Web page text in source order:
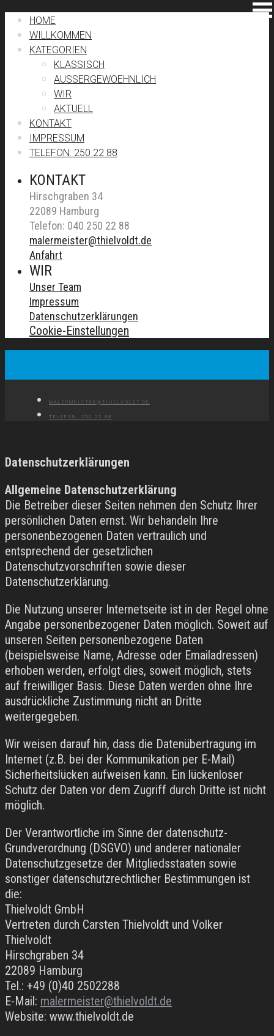
HOME
WILLKOMMEN
KATEGORIEN
KLASSISCH
AUSSERGEWOEHNLICH
WIR
AKTUELL
KONTAKT
IMPRESSUM
TELEFON: 250 22 88
KONTAKT
Hirschgraben 34
22089 Hamburg
Telefon: 040 250 22 88
malermeister@thielvoldt.de
Anfahrt
WIR
Unser Team
Impressum
Datenschutzerklärungen
Cookie-Einstellungen
MALERMEISTER@THIELVOLDT.DE
TELEFON: 250 22 88
Datenschutzerklärungen
Allgemeine Datenschutzerklärung
Die Betreiber dieser Seiten nehmen den Schutz Ihrer
persönlichen Daten ernst. Wir behandeln Ihre
personenbezogenen Daten vertraulich und
entsprechend der gesetzlichen
Datenschutzvorschriften sowie dieser
Datenschutzerklärung.
Die Nutzung unserer Internetseite ist in der Regel ohne
Angabe personenbezogener Daten möglich. Soweit auf
unseren Seiten personenbezogene Daten
(beispielsweise Name, Adresse oder Emailadressen)
erhoben werden, erfolgt dies, soweit möglich, stets
auf freiwilliger Basis. Diese Daten werden ohne Ihre
ausdrückliche Zustimmung nicht an Dritte
weitergegeben.
Wir weisen darauf hin, dass die Datenübertragung im
Internet (z.B. bei der Kommunikation per E-Mail)
Sicherheitslücken aufweisen kann. Ein lückenloser
Schutz der Daten vor dem Zugriff durch Dritte ist nicht
möglich.
Der Verantwortliche im Sinne der datenschutz-
Grundverordnung (DSGVO) und anderer nationaler
Datenschutzgesetze der Mitgliedsstaaten sowie
sonstiger datenschutzrechtlicher Bestimmungen ist
die:
Thielvoldt GmbH
Vertreten durch Carsten Thielvoldt und Volker
Thielvoldt
Hirschgraben 34
22089 Hamburg
Tel.: +49 (0)40 2502288
E-Mail: malermeister@thielvoldt.de
Website: www.thielvoldt.de